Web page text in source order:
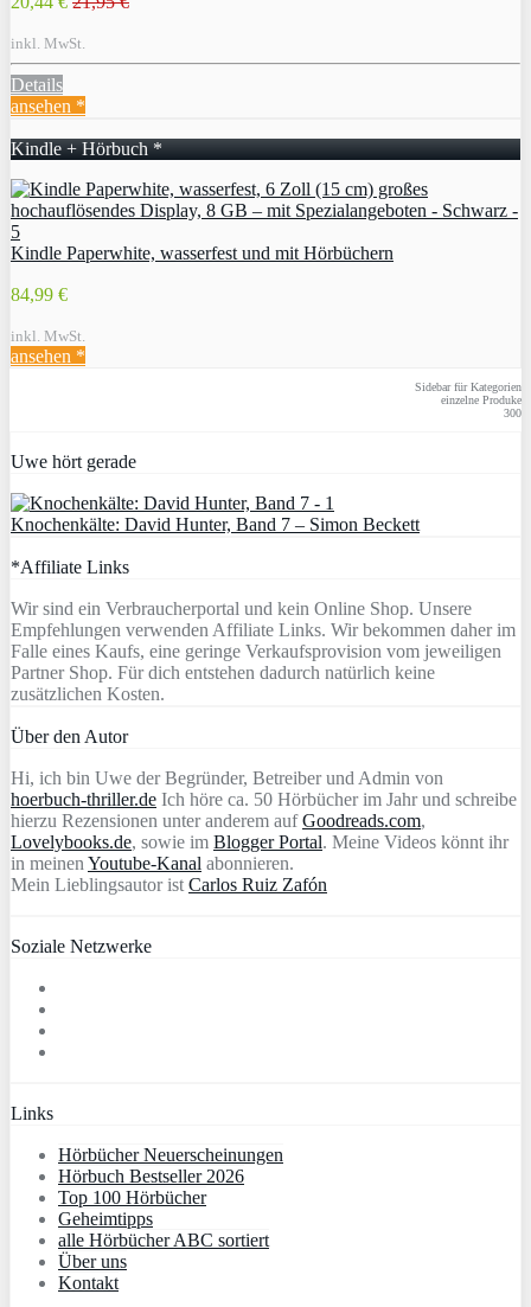
inkl. MwSt.
Details
ansehen *
Kindle + Hörbuch *
Kindle Paperwhite, wasserfest und mit Hörbüchern
84,99 €
inkl. MwSt.
ansehen *
Sidebar für Kategorien
einzelne Produke
300
Uwe hört gerade
Knochenkälte: David Hunter, Band 7 – Simon Beckett
*Affiliate Links
Wir sind ein Verbraucherportal und kein Online Shop. Unsere
Empfehlungen verwenden Affiliate Links. Wir bekommen daher im
Falle eines Kaufs, eine geringe Verkaufsprovision vom jeweiligen
Partner Shop. Für dich entstehen dadurch natürlich keine
zusätzlichen Kosten.
Über den Autor
Hi, ich bin Uwe der Begründer, Betreiber und Admin von
hoerbuch-thriller.de Ich höre ca. 50 Hörbücher im Jahr und schreibe
hierzu Rezensionen unter anderem aufGoodreads.com,
Lovelybooks.de, sowie im Blogger Portal. Meine Videos könnt ihr
in meinen Youtube-Kanal abonnieren.
Mein Lieblingsautor ist Carlos Ruiz Zafón
Soziale Netzwerke
Links
Hörbücher Neuerscheinungen
Hörbuch Bestseller 2026
Top 100 Hörbücher
Geheimtipps
alle Hörbücher ABC sortiert
Über uns
Kontakt